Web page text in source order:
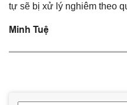
tự sẽ bị xử lý nghiêm theo
Minh Tuệ